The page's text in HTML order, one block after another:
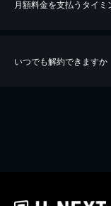
※40％ポイント還元の対象は
iOSアプリのUコイン決済
月額料金を支払うタイミ
いつでも解約できますか